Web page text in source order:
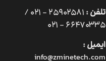
تلفن :
25902581 – 021 /
66470335 – 021
ایمیل :
info@zminetech.com